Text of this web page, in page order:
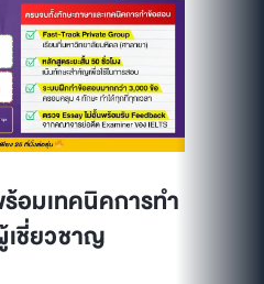
อมเทคนิคการทำ
เชี่ยวชาญ